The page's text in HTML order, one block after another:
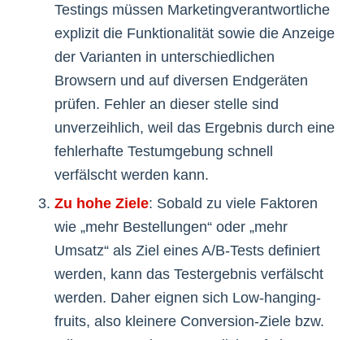
Testings müssen Marketingverantwortliche
explizit die Funktionalität sowie die Anzeige
der Varianten in unterschiedlichen
Browsern und auf diversen Endgeräten
prüfen. Fehler an dieser stelle sind
unverzeihlich, weil das Ergebnis durch eine
fehlerhafte Testumgebung schnell
verfälscht werden kann.
Zu hohe Ziele: Sobald zu viele Faktoren
wie „mehr Bestellungen“ oder „mehr
Umsatz“ als Ziel eines A/B-Tests definiert
werden, kann das Testergebnis verfälscht
werden. Daher eignen sich Low-hanging-
fruits, also kleinere Conversion-Ziele bzw.